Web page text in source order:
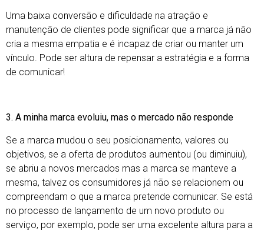
Uma baixa conversão e dificuldade na atração e
manutenção de clientes pode significar que a marca já não
cria a mesma empatia e é incapaz de criar ou manter um
vínculo. Pode ser altura de repensar a estratégia e a forma
de comunicar!
3. A minha marca evoluiu, mas o mercado não responde
Se a marca mudou o seu posicionamento, valores ou
objetivos, se a oferta de produtos aumentou (ou diminuiu),
se abriu a novos mercados mas a marca se manteve a
mesma, talvez os consumidores já não se relacionem ou
compreendam o que a marca pretende comunicar. Se está
no processo de lançamento de um novo produto ou
serviço, por exemplo, pode ser uma excelente altura para a